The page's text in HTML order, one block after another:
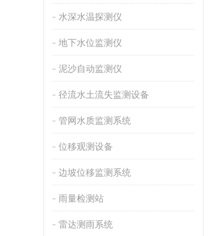
水深水温探测仪
地下水位监测仪
泥沙自动监测仪
径流水土流失监测设备
管网水质监测系统
位移观测设备
边坡位移监测系统
雨量检测站
雷达测雨系统